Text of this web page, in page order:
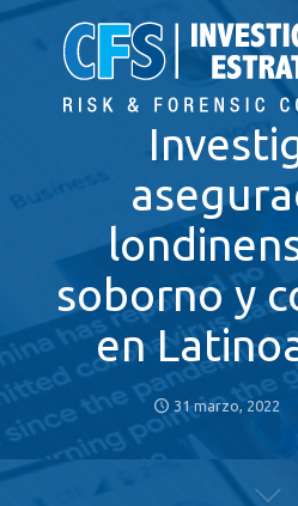
soborno y
en
31 marzo, 2022